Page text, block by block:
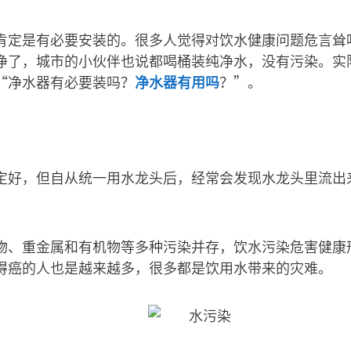
定是有必要安装的。很多人觉得对饮水健康问题危言
了，城市的小伙伴也说都喝桶装纯净水，没有污染。
水器有必要装吗？ 净水器有用吗？”。
好，但自从统一用水龙头后，经常会发现水龙头里流
、重金属和有机物等多种污染并存，饮水污染危害健
的人也是越来越多，很多都是饮用水带来的灾难。